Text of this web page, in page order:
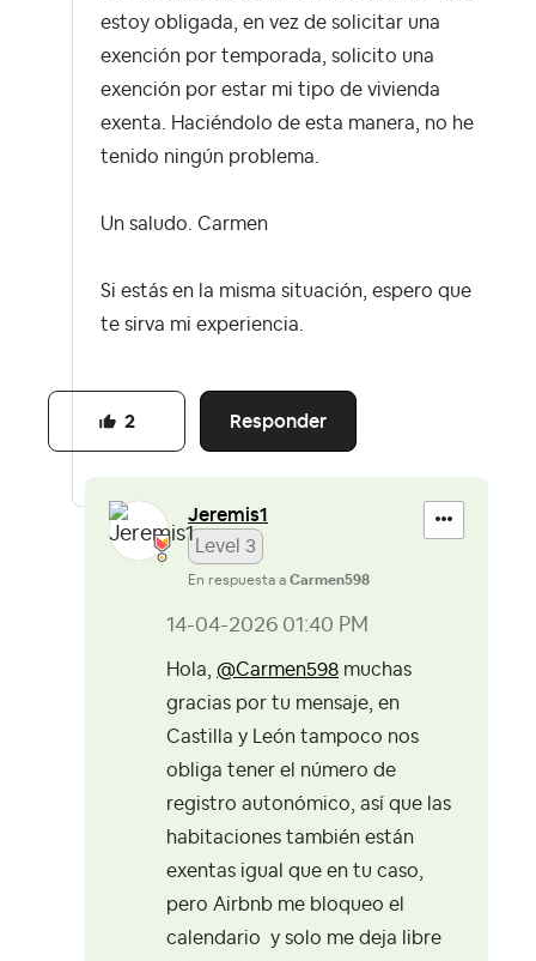
estoy obligada, en vez de solicitar una
exención por temporada, solicito una
exención por estar mi tipo de vivienda
exenta. Haciéndolo de esta manera, no he
tenido ningún problema.
Un saludo. Carmen
Si estás en la misma situación, espero que
te sirva mi experiencia.
Responder
2
Jeremis1
Level 3
En respuesta a Carmen598
‎14-04-2026 01:40 PM
Hola, @Carmen598 muchas
gracias por tu mensaje, en
Castilla y León tampoco nos
obliga tener el número de
registro autonómico, así que las
habitaciones también están
exentas igual que en tu caso,
pero Airbnb me bloqueo el
calendario y solo me deja libre